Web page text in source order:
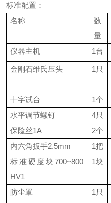
标准配置：
名称
数
量
仪器主机 1台
金刚石维氏压头 1 只
十字试台
1个
水平调节螺钉
4只
保险丝1A 2个
内六角扳手2.5mm 1把
标准硬度块700~800
HV1
1块
防尘罩 1 只